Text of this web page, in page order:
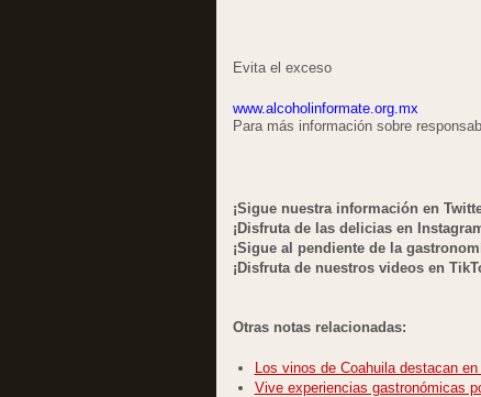
Evita el exceso
www.alcoholinformate.org.mx
Para más información sobre
¡Sigue nuestra información en
¡Disfruta de las delicias en
¡Sigue al pendiente de la
¡Disfruta de nuestros videos en
Otras notas relacionadas:
Los vinos de Coahuila destacan
Vive experiencias gastronómicas